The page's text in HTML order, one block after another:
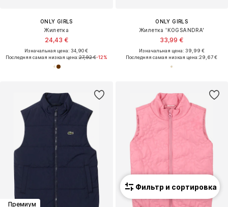
ONLY GIRLS
Жилетка
24,43 €
Изначальная цена: 34,90 €
Последняя самая низкая цена:27,92 €-12%
ONLY GIRLS
Жилетка 'KOGSANDRA'
33,99 €
Изначальная цена: 39,99 €
Последняя самая низкая цена:29,67 €
Премиум
Фильтр и сортировка